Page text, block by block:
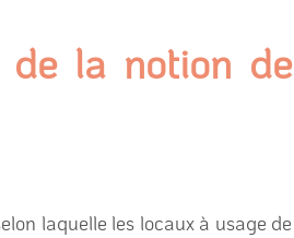
de la notion de
laquelle les locaux à usage de